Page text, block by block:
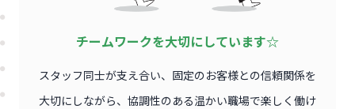
チームワークを大切にしています☆
スタッフ同士が支え合い、固定のお客様との信頼関係を
大切にしながら、協調性のある温かい職場で楽しく働け